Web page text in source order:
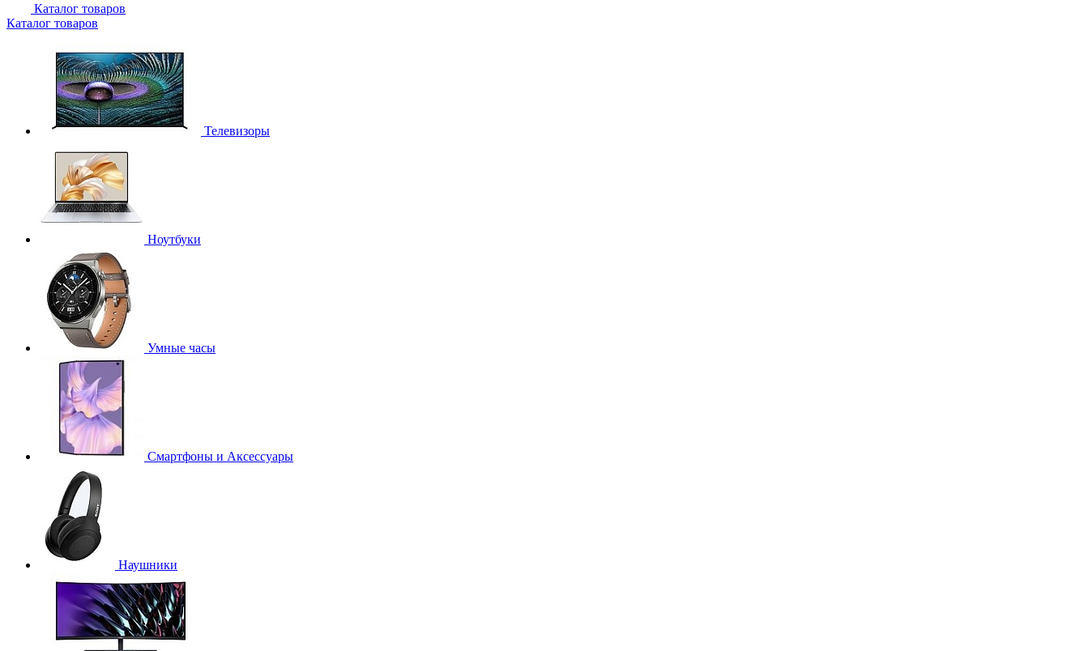
Каталог товаров
Каталог товаров
Телевизоры
Ноутбуки
Умные часы
Смартфоны и Аксессуары
Наушники